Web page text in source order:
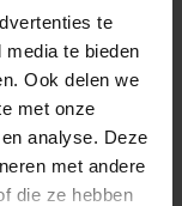
te
te bieden
Ook delen we
met onze
analyse. Deze
met andere
die ze hebben
€1.549,00
€2.349,00